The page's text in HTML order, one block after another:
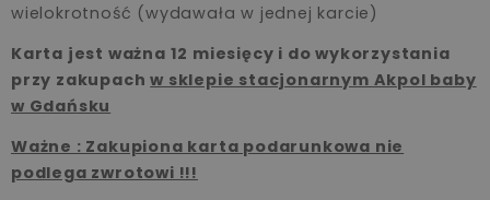
wielokrotność (wydawała w jednej karcie)
Karta jest ważna 12 miesięcy i do wykorzystania
przy zakupachw sklepie stacjonarnym Akpol baby
w Gdańsku
Ważne : Zakupiona karta podarunkowa nie
podlega zwrotowi !!!